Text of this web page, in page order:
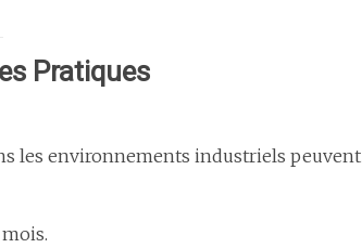
Pratiques
les environnements industriels peuvent